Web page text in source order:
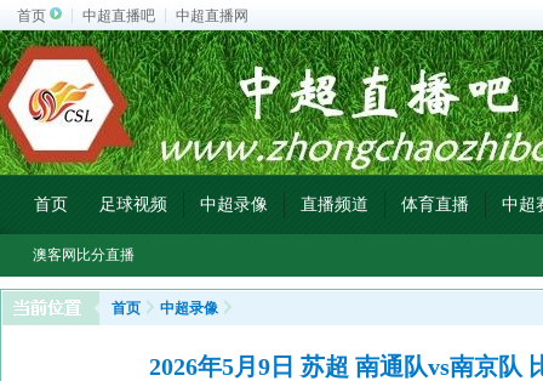
首页 中超直播吧 中超直播网
首页 足球视频 中超录像 直播频道 体育直播 中超
澳客网比分直播
首页 中超录像
2026年5月9日 苏超 南通队vs南京队